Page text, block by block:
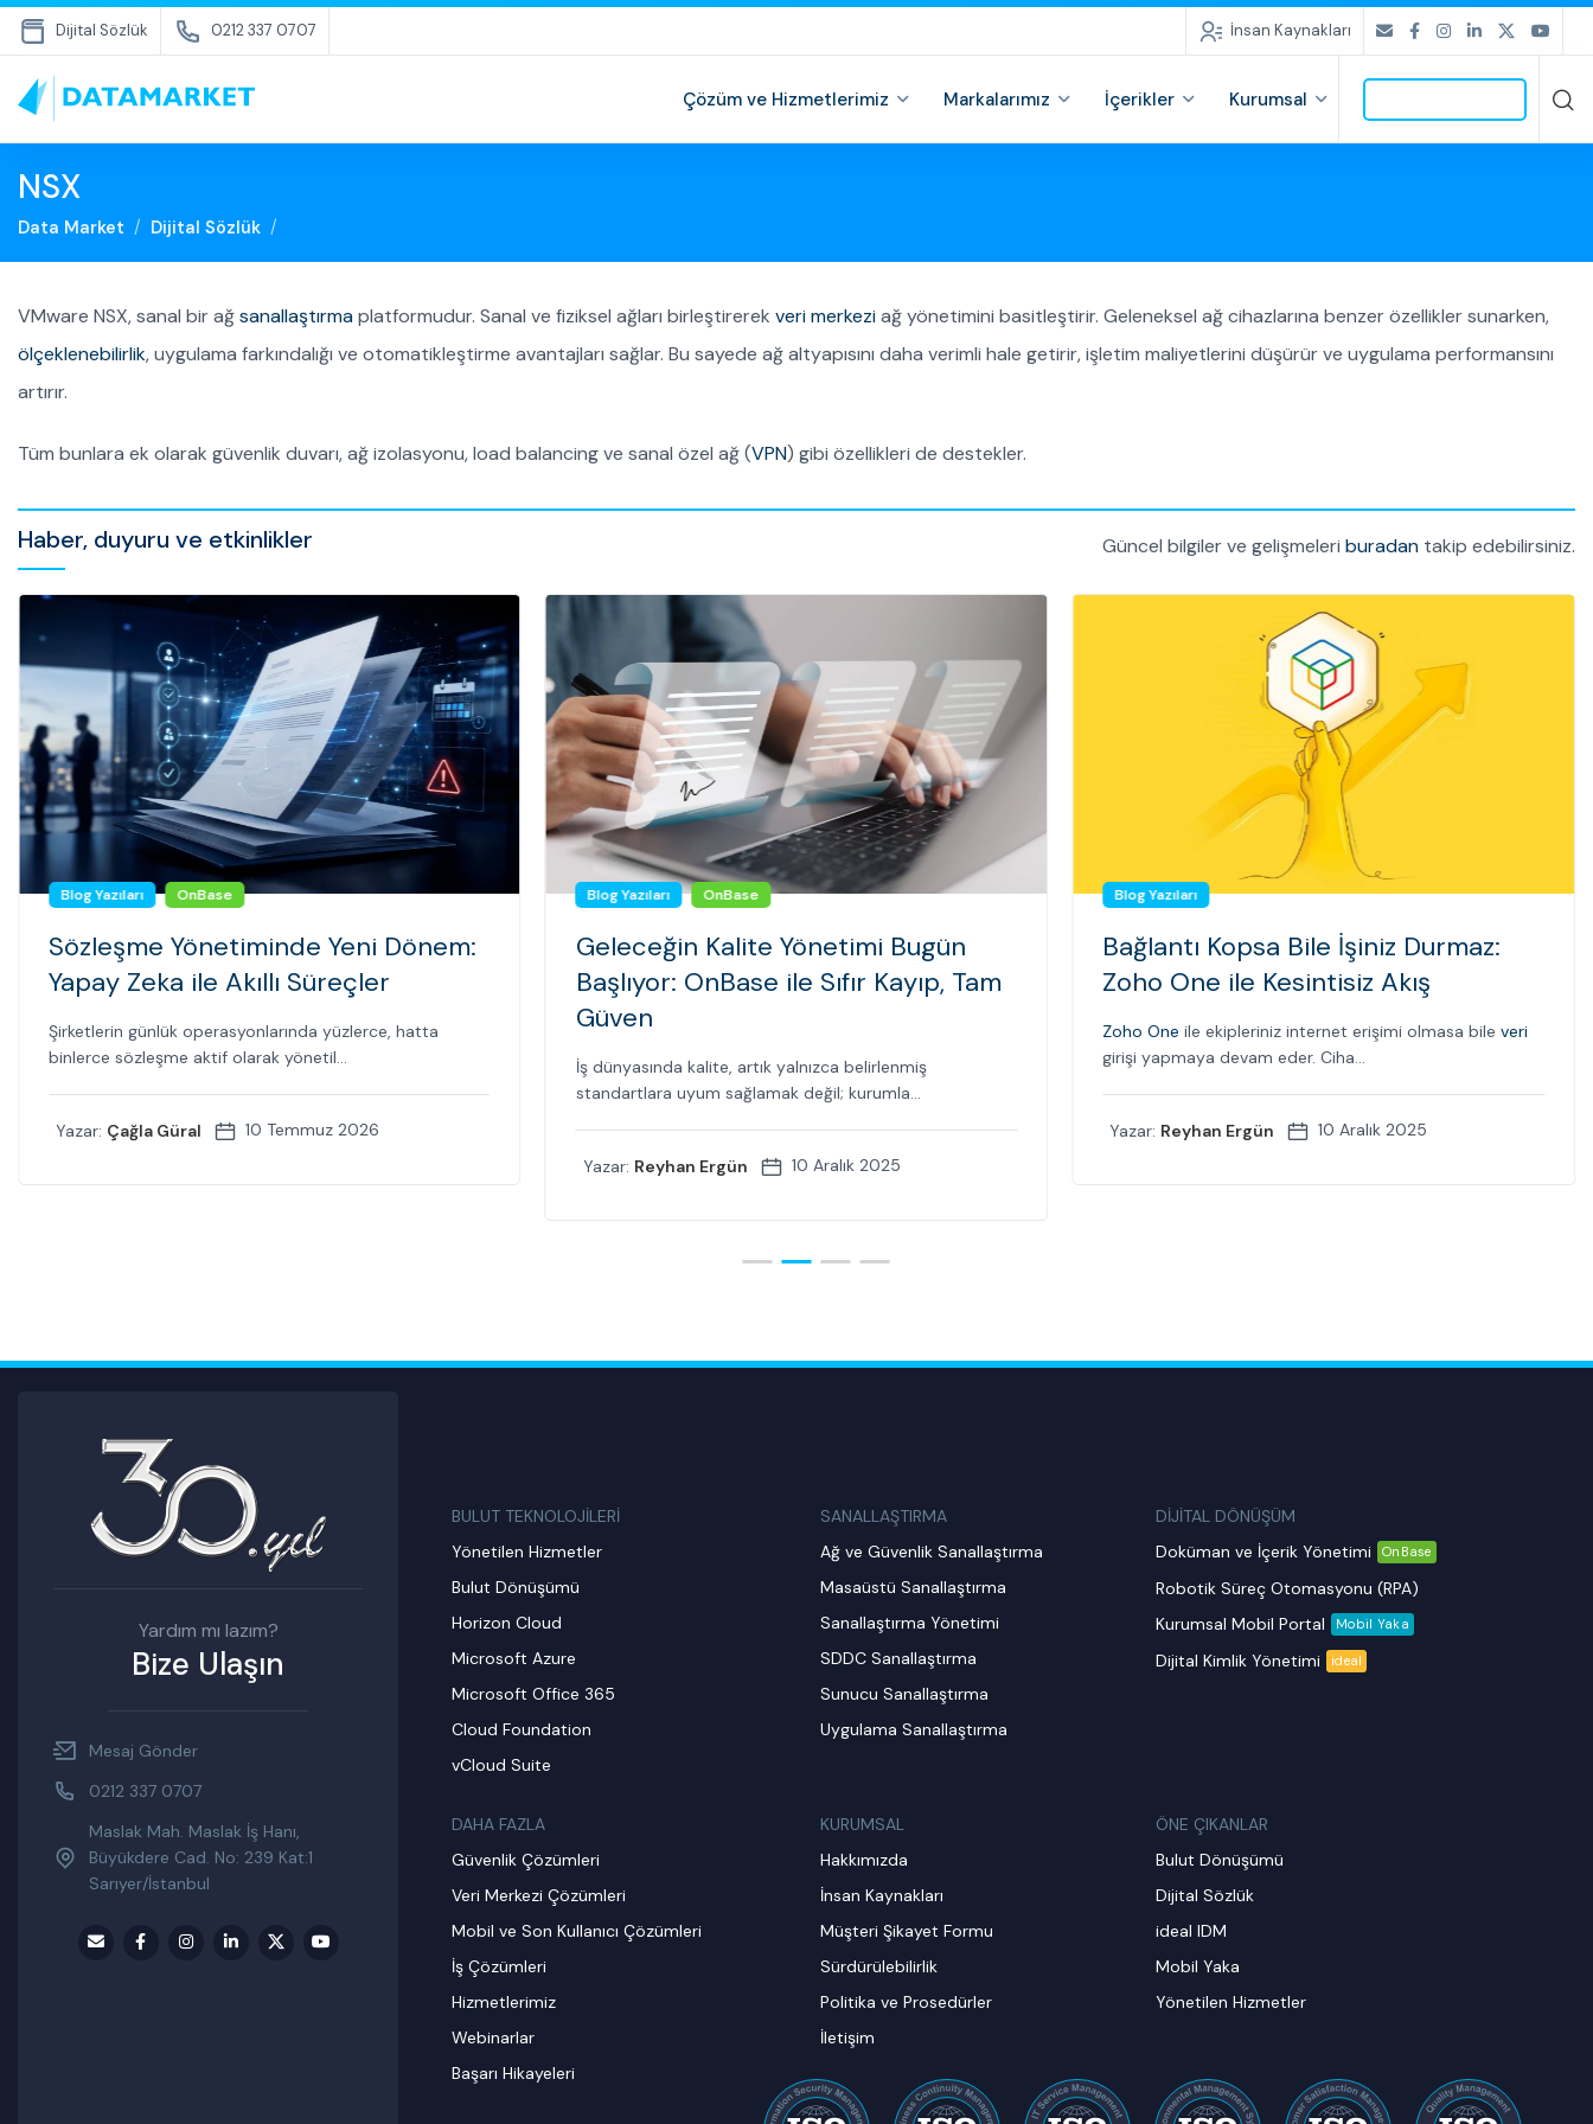
Dijital Sözlük 0212 337 0707 İnsan Kaynakları
Çözüm ve Hizmetlerimiz Markalarımız İçerikler Kurumsal
NSX
Data Market Dijital Sözlük
VMware NSX, sanal bir ağsanallaştırmaplatformudur. Sanal ve fiziksel ağları birleştirerek veri merkeziağ yönetimini basitleştirir. Geleneksel ağ cihazlarına benzer özellikler sunarken,
ölçeklenebilirlik, uygulama farkındalığı ve otomatikleştirme avantajları sağlar. Bu sayede ağ altyapısını daha verimli hale getirir, işletim maliyetlerini düşürür ve uygulama performansını
artırır.
Tüm bunlara ek olarak güvenlik duvarı, ağ izolasyonu, load balancing ve sanal özel ağ (VPN) gibi özellikleri de destekler.
Haber, duyuru ve etkinlikler Güncel bilgiler ve gelişmeleri buradan takip edebilirsiniz.
Blog Yazıları OnBase
Sözleşme Yönetiminde Yeni Dönem:
Yapay Zeka ile Akıllı Süreçler
Şirketlerin günlük operasyonlarında yüzlerce, hatta
binlerce sözleşme aktif olarak yönetil...
Yazar: Çağla Güral 10 Temmuz 2026
Blog Yazıları OnBase
Geleceğin Kalite Yönetimi Bugün
Başlıyor: OnBase ile Sıfır Kayıp, Tam
Güven
İş dünyasında kalite, artık yalnızca belirlenmiş
standartlara uyum sağlamak değil; kurumla...
Yazar: Reyhan Ergün 10 Aralık 2025
Blog Yazıları
Bağlantı Kopsa Bile İşiniz Durmaz:
Zoho One ile Kesintisiz Akış
Zoho One ile ekipleriniz internet erişimi olmasa bileveri
girişi yapmaya devam eder. Ciha...
Yazar: Reyhan Ergün 10 Aralık 2025
Yardım mı lazım?
Bize Ulaşın
Mesaj Gönder
0212 337 0707
Maslak Mah. Maslak İş Hanı,
Büyükdere Cad. No: 239 Kat:1
Sarıyer/İstanbul
BULUT TEKNOLOJİLERİ
Yönetilen Hizmetler
Bulut Dönüşümü
Horizon Cloud
Microsoft Azure
Microsoft Office 365
Cloud Foundation
vCloud Suite
SANALLAŞTIRMA
Ağ ve Güvenlik Sanallaştırma
Masaüstü Sanallaştırma
Sanallaştırma Yönetimi
SDDC Sanallaştırma
Sunucu Sanallaştırma
Uygulama Sanallaştırma
DİJİTAL DÖNÜŞÜM
Doküman ve İçerik Yönetimi
OnBase
Robotik Süreç Otomasyonu (RPA)
Kurumsal Mobil Portal
Mobil Yaka
Dijital Kimlik Yönetimi ideal
DAHA FAZLA
Güvenlik Çözümleri
Veri Merkezi Çözümleri
Mobil ve Son Kullanıcı Çözümleri
İş Çözümleri
Hizmetlerimiz
Webinarlar
Başarı Hikayeleri
KURUMSAL
Hakkımızda
İnsan Kaynakları
Müşteri Şikayet Formu
Sürdürülebilirlik
Politika ve Prosedürler
İletişim
ÖNE ÇIKANLAR
Bulut Dönüşümü
Dijital Sözlük
ideal IDM
Mobil Yaka
Yönetilen Hizmetler